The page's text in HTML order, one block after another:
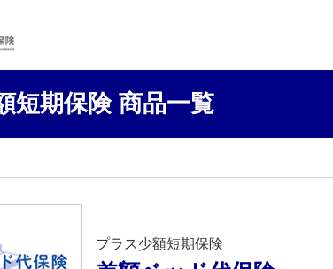
短期保険 商品一覧
プラス少額短期保険